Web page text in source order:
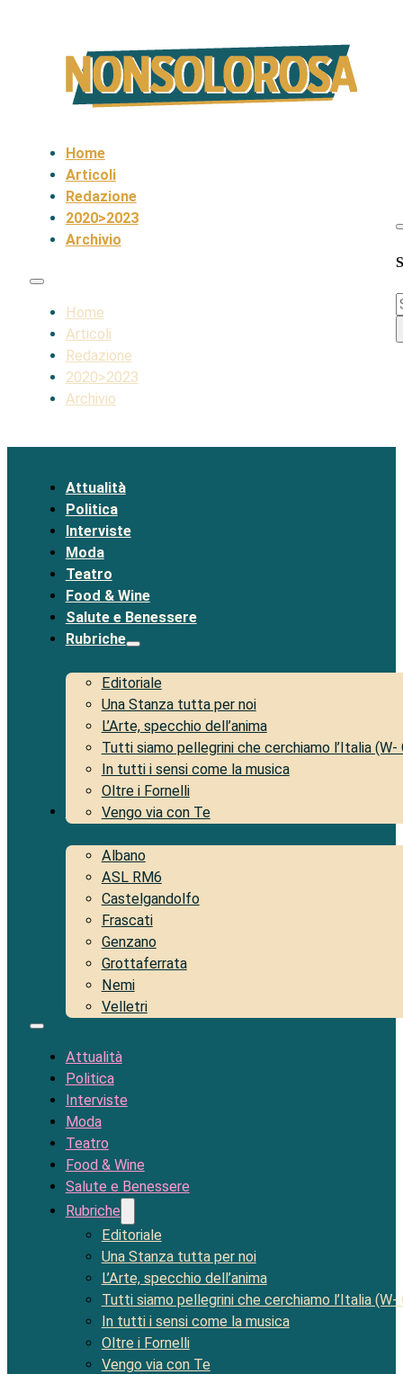
Home
Articoli
Redazione
2020>2023
Archivio
Home
Articoli
Redazione
2020>2023
Archivio
Attualità
Politica
Interviste
Moda
Teatro
Food & Wine
Salute e Benessere
Rubriche
Editoriale
Una Stanza tutta per noi
L’Arte, specchio dell’anima
Tutti siamo pellegrini che cerchiamo l’Italia (W-
In tutti i sensi come la musica
Oltre i Fornelli
Vengo via con Te
Territorio
Albano
ASL RM6
Castelgandolfo
Frascati
Genzano
Grottaferrata
Nemi
Velletri
Attualità
Politica
Interviste
Moda
Teatro
Food & Wine
Salute e Benessere
Rubriche
Editoriale
Una Stanza tutta per noi
L’Arte, specchio dell’anima
Tutti siamo pellegrini che cerchiamo l’Italia (W-
In tutti i sensi come la musica
Oltre i Fornelli
Vengo via con Te